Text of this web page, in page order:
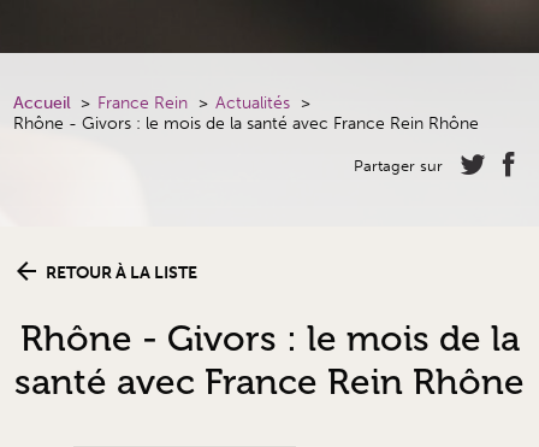
Accueil France Rein
Actualités
Rhône - Givors : le mois de la santé avec France Rein Rhône
Partager sur
RETOUR À LA LISTE
Rhône - Givors : le mois de la
santé avec France Rein Rhône